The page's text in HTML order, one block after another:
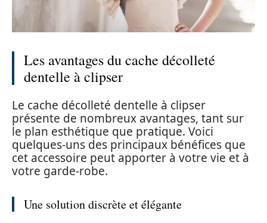
Les avantages du cache décolleté
dentelle à clipser
Le cache décolleté dentelle à clipser
présente de nombreux avantages, tant sur
le plan esthétique que pratique. Voici
quelques-uns des principaux bénéfices que
cet accessoire peut apporter à votre vie et à
votre garde-robe.
Une solution discrète et élégante